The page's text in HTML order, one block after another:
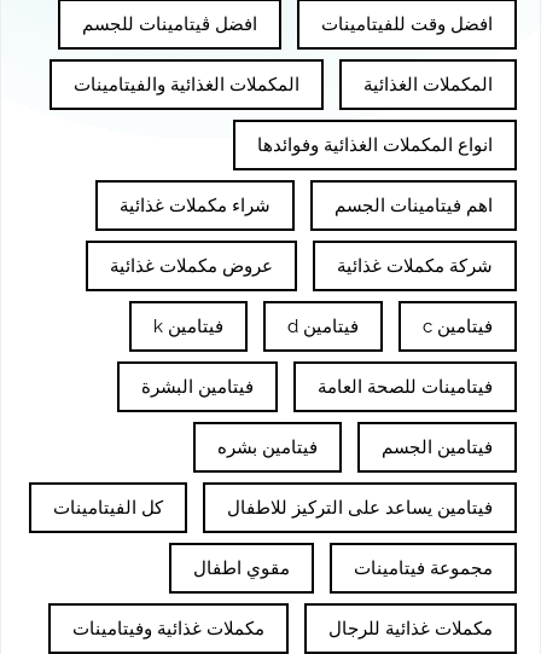
افضل وقت للفيتامينات افضل ڤيتامينات للجسم
المكملات الغذائية المكملات الغذائية والفيتامينات
انواع المكملات الغذائية وفوائدها
اهم فيتامينات الجسم شراء مكملات غذائية
شركة مكملات غذائية عروض مكملات غذائية
فيتامين c فيتامين d فيتامين k
فيتامينات للصحة العامة فيتامين البشرة
فيتامين الجسم فيتامين بشره
فيتامين يساعد على التركيز للاطفال كل الفيتامينات
مجموعة فيتامينات مقوي اطفال
مكملات غذائية للرجال مكملات غذائية وفيتامينات